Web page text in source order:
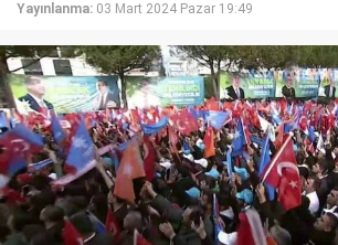
Yayınlanma: 03 Mart 2024 Pazar 19:49